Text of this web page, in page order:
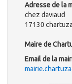
Adresse de la
chez daviaud
17130
Maire de
Email de la